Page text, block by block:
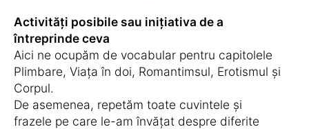
Activități posibile sau inițiativa de a
întreprinde ceva
Aici ne ocupăm de vocabular pentru capitolele
Plimbare, Viața în doi, Romantimsul, Erotismul și
Corpul.
De asemenea, repetăm ​​toate cuvintele și
frazele pe care le-am învățat despre diferite